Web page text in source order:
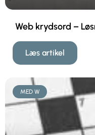
Web krydsord –
Læs artikel
MED W